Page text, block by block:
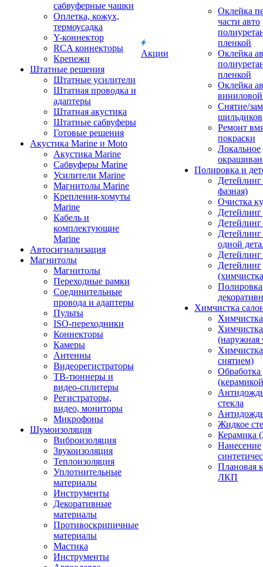
сабвуферные чашки
Оплетка, кожух,
термоусадка
Y-коннектор
RCA коннекторы
Крепежи
Штатные решения
Штатные усилители
Штатная проводка и
адаптеры
Штатная акустика
Штатные сабвуферы
Готовые решения
Акустика Marine и Moto
Акустика Marine
Сабвуферы Marine
Усилители Marine
Магнитолы Marine
Крепления-хомуты
Marine
Кабель и
комплектующие
Marine
Автосигнализация
Магнитолы
Магнитолы
Переходные рамки
Соединительные
провода и адаптеры
Пульты
ISO-переходники
Коннекторы
Камеры
Антенны
Видеорегистраторы
ТВ-тюннеры и
видео-сплитеры
Регистраторы,
видео, мониторы
Микрофоны
Шумоизоляция
Виброизоляция
Звукоизоляция
Теплоизоляция
Уплотнительные
материалы
Инструменты
Декоративные
материалы
Противоскрипичные
материалы
Мастика
Инструменты
Акции
Оклейка
части авто
пленкой
Оклейка
пленкой
Оклейка
Снятие/
шильдиков
Ремонт
покраски
Локальное
Полировка и
фазная)
Очистка
Детейлинг
одной
Детейлинг
Полировка
Химчистка
(наружная
снятием)
Обработка
стекла
Жидкое
Керамика
Нанесение
Плановая
ЛКП